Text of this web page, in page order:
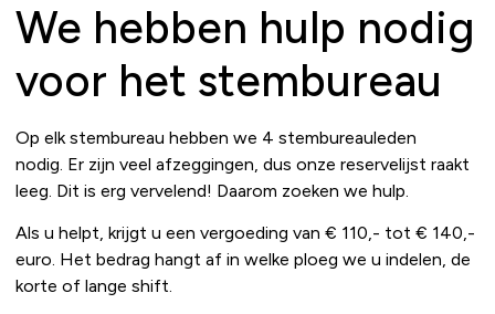
We hebben hulp nodig
voor het stembureau
Op elk stembureau hebben we 4 stembureauleden
nodig. Er zijn veel afzeggingen, dus onze reservelijst raakt
leeg. Dit is erg vervelend! Daarom zoeken we hulp.
Als u helpt, krijgt u een vergoeding van € 110,- tot € 140,-
euro. Het bedrag hangt af in welke ploeg we u indelen, de
korte of lange shift.